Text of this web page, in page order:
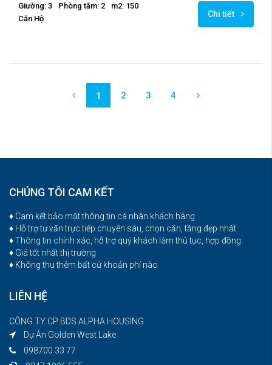
Giường: 3 Phòng tắm: 2
m2: 150
Căn Hộ
Chi tiết
1 2 3 4
CHÚNG TÔI CAM KẾT
♦ Cam kết bảo mật thông tin cá nhân khách hàng
♦ Hỗ trợ tư vấn trực tiếp chuyên sâu, chọn căn, tầng đẹp nhất
♦ Thông tin chính xác, hỗ trợ quý khách làm thủ tục, hợp đồng
♦ Giá tốt nhất thị trường
♦ Không thu thêm bất cứ khoản phí nào
LIÊN HỆ
CÔNG TY CP BDS ALPHA HOUSING
Dự Án Golden West Lake
098700 33 77